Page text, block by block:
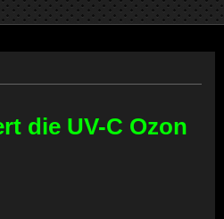
die UV-C Ozon